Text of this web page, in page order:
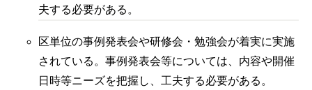
夫する必要がある。
区単位の事例発表会や研修会・勉強会が着実に実施
されている。事例発表会等については、内容や開催
日時等ニーズを把握し、工夫する必要がある。